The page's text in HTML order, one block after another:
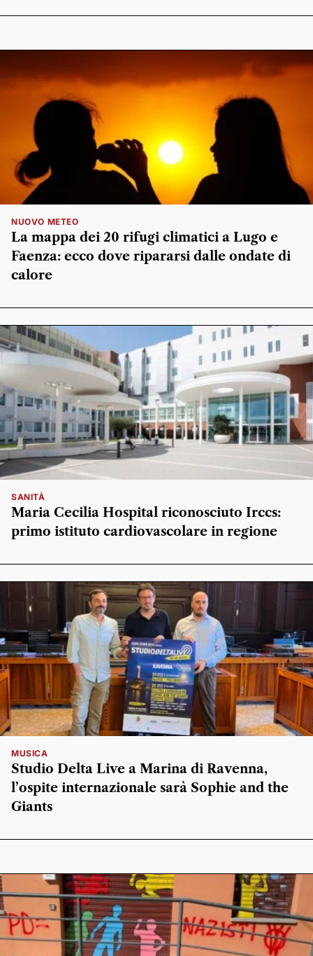
NUOVO METEO
La mappa dei 20 rifugi climatici a Lugo e
Faenza: ecco dove ripararsi dalle ondate di
calore
SANITÀ
Maria Cecilia Hospital riconosciuto Irccs:
primo istituto cardiovascolare in regione
MUSICA
Studio Delta Live a Marina di Ravenna,
l’ospite internazionale sarà Sophie and the
Giants